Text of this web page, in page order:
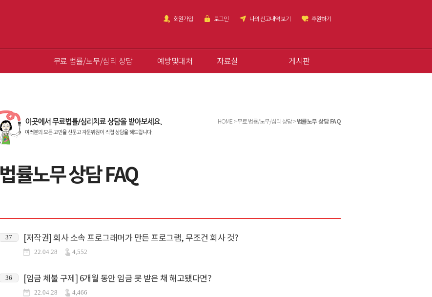
회원가입 로그인 나의 신고내역 보기 후원하기
무료 법률/노무/심리 상담 예방및대처 자료실 게시판
HOME > 무료 법률/노무/심리 상담 >법률노무 상담 FAQ
법률노무 상담 FAQ
37 [저작권] 회사 소속 프로그래머가 만든 프로그램, 무조건 회사 것?
22.04.28 4,552
36 [임금 체불 구제] 6개월 동안 임금 못 받은 채 해고됐다면?
22.04.28 4,466